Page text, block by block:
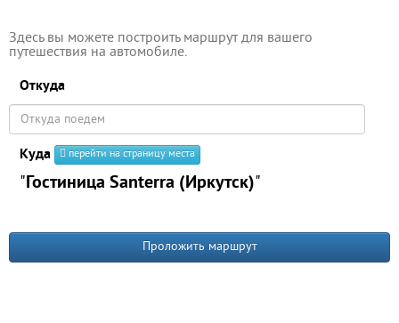
Здесь вы можете построить маршрут для вашего
путешествия на автомобиле.
Откуда
Куда перейти на страницу места
"Гостиница Santerra (Иркутск)"
Проложить маршрут